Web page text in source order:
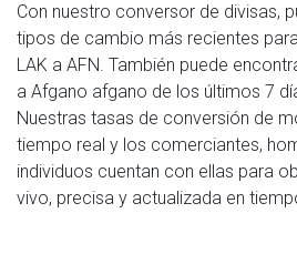
Con nuestro conversor de divisas,
tipos de cambio más recientes
LAK a AFN. También puede
a Afgano afgano de los últimos 7
Nuestras tasas de conversión de
tiempo real y los comerciantes,
individuos cuentan con ellas para
vivo, precisa y actualizada en